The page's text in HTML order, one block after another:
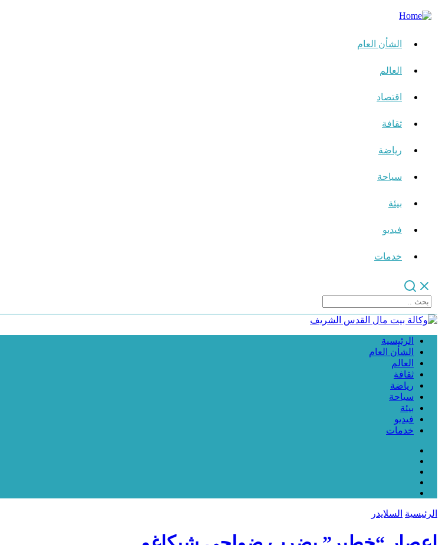
الشأن العام
العالم
اقتصاد
ثقافة
رياضة
سياحة
بيئة
فيديو
خدمات
الرئيسية
الشأن العام
العالم
ثقافة
رياضة
سياحة
بيئة
فيديو
خدمات
الرئيسية السلايدر